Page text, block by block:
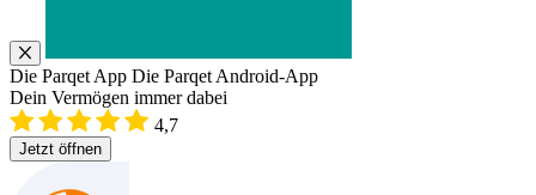
Die Parqet App Die Parqet Android-App
Dein Vermögen immer dabei
4,7
Jetzt öffnen